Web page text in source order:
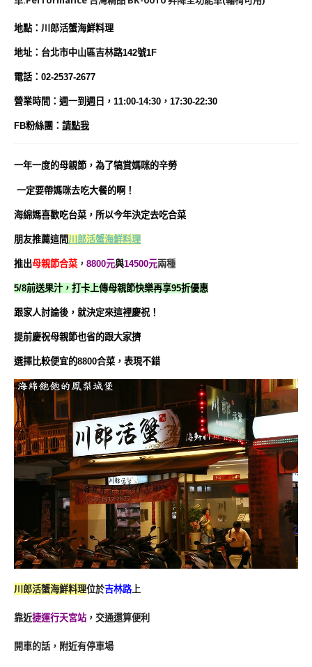
地點：川郎活蟹海鮮料理
地址： 台北市中山區吉林路142號1F
電話：02-2537-2677
營業時間：週一到週日，11:00-14:30，17:30-22:30
FB粉絲團 ： 請點我
一年一度的母親節，為了犒賞媽咪的辛勞
一定要帶媽咪去吃大餐的啊！
海綿媽喜歡吃台菜，所以今年決定去吃合菜
朋友推薦這間 川郎活蟹海鮮料理
推出母親節合菜 ， 8800元與14500元兩種
5/8前送果汁，打卡上傳母親節快樂再享95折優惠
跟家人討論後，就決定來這裡慶祝！
提前慶祝母親節也省的跟大家擠
選擇比較便宜的8800合菜，表現不錯
川郎活蟹海鮮料理位於吉林路上
靠近捷運行天宮站，交通還算便利
開車的話，附近有停車場